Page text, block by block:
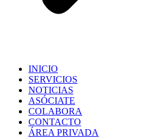
INICIO
SERVICIOS
NOTICIAS
ASÓCIATE
COLABORA
CONTACTO
ÁREA PRIVADA